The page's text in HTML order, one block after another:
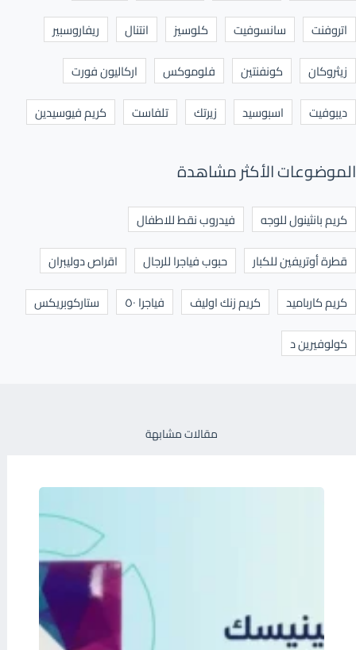
اتروفنت
سانسوفيت كلوسيز انتنال
ريفاروسبير
زيثروكان
كونفنتين فلوموكس
اركاليون فورت
ديبوفيت
اسبوسيد زيرتك تلفاست كريم فيوسيدين
الموضوعات الأكثر مشاهدة
كريم بانثينول للوجه
فيدروب نقط للاطفال
قطرة أوتريفين للكبار
حبوب فياجرا للرجال
اقراص دوليبران
كريم كارباميد
كريم زنك اوليف فياجرا ٥٠
ستاركوبريكس
كولوفيرين د
مقالات مشابهة